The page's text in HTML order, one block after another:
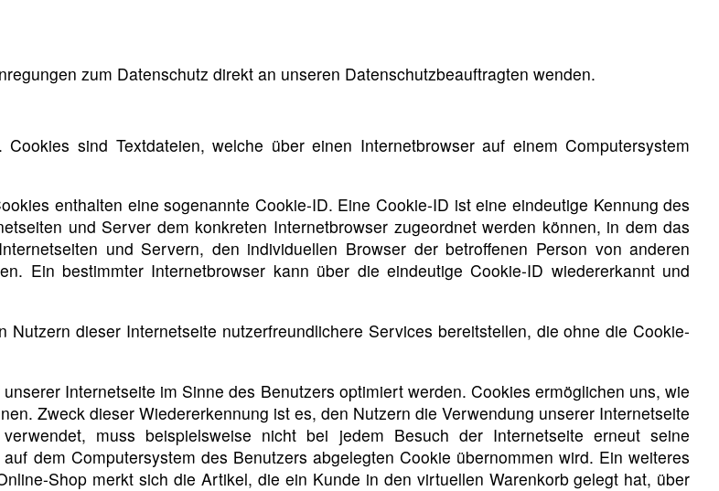
zum Datenschutz direkt an unseren Datenschutzbeauftragten wenden.
sind Textdateien, welche über einen Internetbrowser auf einem Computersystem
enthalten eine sogenannte Cookie-ID. Eine Cookie-ID ist eine eindeutige Kennung des
und Server dem konkreten Internetbrowser zugeordnet werden können, in dem das
und Servern, den individuellen Browser der betroffenen Person von anderen
Ein bestimmter Internetbrowser kann über die eindeutige Cookie-ID wiedererkannt und
dieser Internetseite nutzerfreundlichere Services bereitstellen, die ohne die Cookie-
Internetseite im Sinne des Benutzers optimiert werden. Cookies ermöglichen uns, wie
Zweck dieser Wiedererkennung ist es, den Nutzern die Verwendung unserer Internetseite
muss beispielsweise nicht bei jedem Besuch der Internetseite erneut seine
dem Computersystem des Benutzers abgelegten Cookie übernommen wird. Ein weiteres
Shop merkt sich die Artikel, die ein Kunde in den virtuellen Warenkorb gelegt hat, über